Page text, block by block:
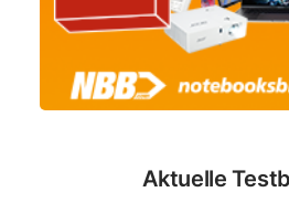
Aktuelle